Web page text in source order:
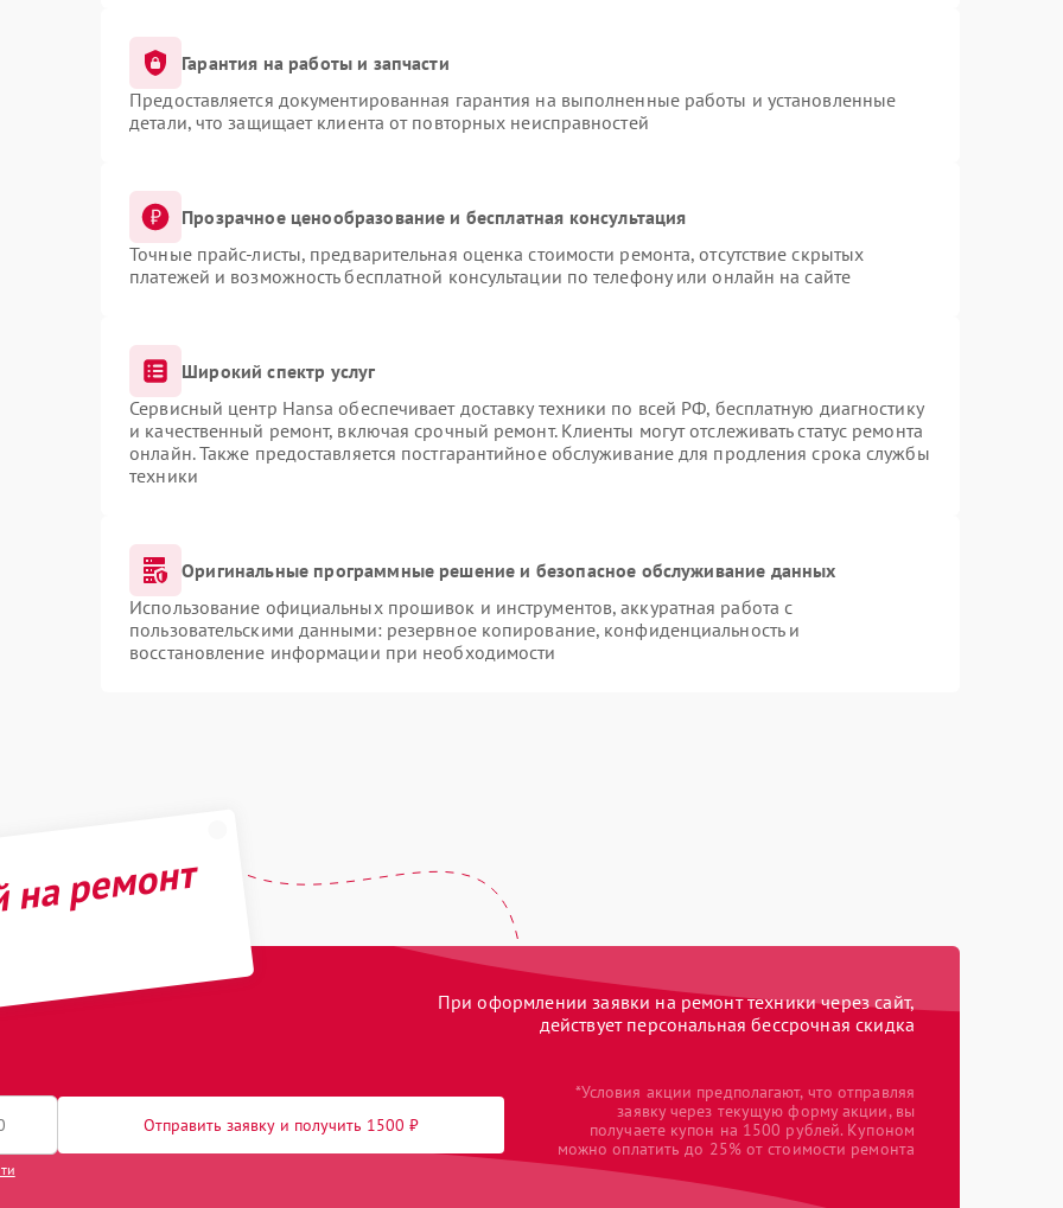
Гарантия на работы и запчасти
Предоставляется документированная гарантия на выполненные работы и установленные
детали, что защищает клиента от повторных неисправностей
Прозрачное ценообразование и бесплатная консультация
Точные прайс-листы, предварительная оценка стоимости ремонта, отсутствие скрытых
платежей и возможность бесплатной консультации по телефону или онлайн на сайте
Широкий спектр услуг
Сервисный центр Hansa обеспечивает доставку техники по всей РФ, бесплатную диагностику
и качественный ремонт, включая срочный ремонт. Клиенты могут отслеживать статус ремонта
онлайн. Также предоставляется постгарантийное обслуживание для продления срока службы
техники
Оригинальные программные решение и безопасное обслуживание данных
Использование официальных прошивок и инструментов, аккуратная работа с
пользовательскими данными: резервное копирование, конфиденциальность и
восстановление информации при необходимости
ремонт
При оформлении заявки на ремонт техники через сайт,
действует персональная бессрочная скидка
Отправить заявку и получить 1500 ₽
*Условия акции предполагают, что отправляя
заявку через текущую форму акции, вы
получаете купон на 1500 рублей. Купоном
можно оплатить до 25% от стоимости ремонта